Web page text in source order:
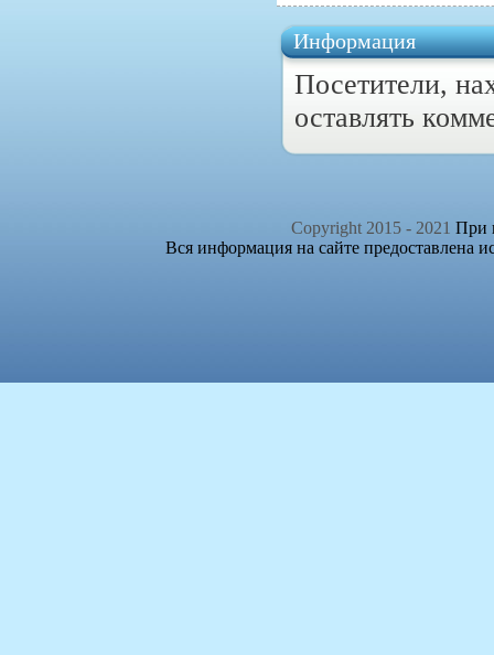
Информация
Посетители,
оставлять
Copyright 2015 - 2021 При
Вся информация на сайте предоставлена